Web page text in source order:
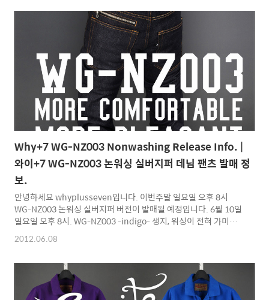
원한 느낌을 줄거라 생각합니다. 특별하게 포인트는 따로 없으며 옷
자체의 그라데이션이 포인트라고 할 수 있습니다. 선셋 시리즈와 다
른 점은 라벨이 틀리며 선셋 시리즈가 스트레이트 핏 정도였다면 소
다팝 컬러는 팔통이 좁고 허리라인이 살짝 들어간 머슬핏 정도로 생
각하시면 됩니다. / size S : 가슴둘레 47 총기..
Why+7 WG-NZ003 Nonwashing Release Info. |
와이+7 WG-NZ003 논워싱 실버지퍼 데님 팬츠 발매 정
보.
안녕하세요 whyplusseven입니다. 이번주말 일요일 오후 8시
WG-NZ003 논워싱 실버지퍼 버전이 발매될 예정입니다. 6월 10일
일요일 오후 8시. WG-NZ003 -indigo- 생지, 워싱이 전혀 가미되
지 원단을 그대로 사용하여 제작된 바지 입니다. 기존에 발매된
nz002나 워싱진에 사용되었던 원단들과 다르게 여름용으로써 활
보시면됩니다. 착용시 확실히 기존에 와이에서 나온 생지 바지들 보
다 부드럽고 가벼운 느낌을 받으실 수있습니다. nz003은 기존의 와
이 바지들에서 좀 더 가공방식이 바뀐것도 있고 추가된 부분이 생각
2012.06.08